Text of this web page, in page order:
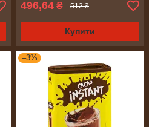
496,64 ₴ 512 ₴
Купити
–3%